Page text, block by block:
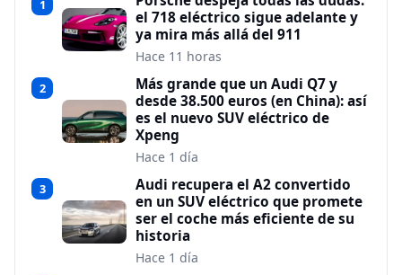
1
el 718 eléctrico sigue adelante y
ya mira más allá del 911
Hace 11 horas
2
Más grande que un Audi Q7 y
desde 38.500 euros (en China): así
es el nuevo SUV eléctrico de
Xpeng
Hace 1 día
3
Audi recupera el A2 convertido
en un SUV eléctrico que promete
ser el coche más eficiente de su
historia
Hace 1 día